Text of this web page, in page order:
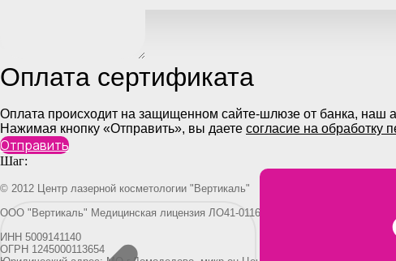
Оплата сертификата
Оплата происходит на защищенном сайте-шлюзе от банка, наш
Нажимая кнопку «Отправить», вы даете согласие на обработку
Отправить
Шаг:
© 2012 Центр лазерной косметологии "Вертикаль"
ООО "Вертикаль" Медицинская лицензия ЛО41-01162-50/01548847
ИНН 5009141140
ОГРН 1245000113654